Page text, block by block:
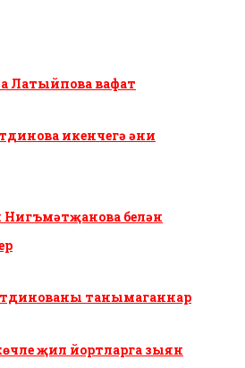
Латыйпова вафат
икенчегә әни
белән
танымаганнар
җил йортларга зыян